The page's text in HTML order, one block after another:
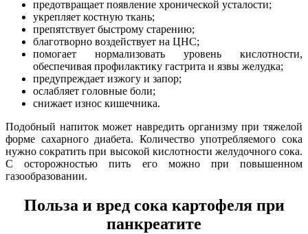
предотвращает появление хронической усталости;
укрепляет костную ткань;
препятствует быстрому старению;
благотворно воздействует на ЦНС;
помогает нормализовать уровень кислотности,
обеспечивая профилактику гастрита и язвы желудка;
предупреждает изжогу и запор;
ослабляет головные боли;
снижает износ кишечника.
Подобный напиток может навредить организму при тяжелой
форме сахарного диабета. Количество употребляемого сока
нужно сократить при высокой кислотности желудочного сока.
С осторожностью пить его можно при повышенном
газообразовании.
Польза и вред сока картофеля при
панкреатите